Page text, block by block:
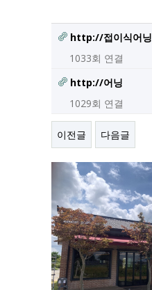
http://접이식어닝
1033회 연결
http://어닝
1029회 연결
이전글 다음글